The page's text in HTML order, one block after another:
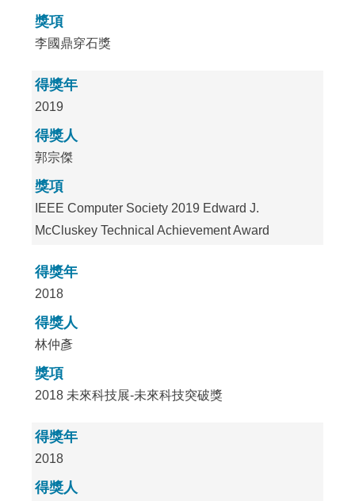
獎項
李國鼎穿石獎
得獎年
2019
得獎人
郭宗傑
獎項
IEEE Computer Society 2019 Edward J.
McCluskey Technical Achievement Award
得獎年
2018
得獎人
林仲彥
獎項
2018 未來科技展-未來科技突破獎
得獎年
2018
得獎人